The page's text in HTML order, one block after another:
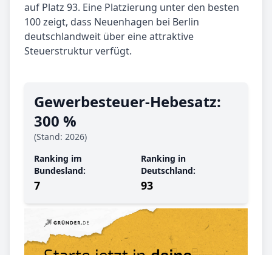
auf Platz 93. Eine Platzierung unter den besten
100 zeigt, dass Neuenhagen bei Berlin
deutschlandweit über eine attraktive
Steuerstruktur verfügt.
Gewerbe­steuer-Hebe­satz:
300 %
(Stand: 2026)
Ranking im
Bundesland:
7
Ranking in
Deutschland:
93